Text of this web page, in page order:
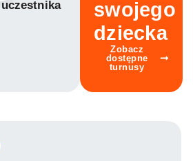
uczestnika
swojego
dziecka
Zobacz
dostępne
turnusy